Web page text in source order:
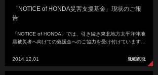
「NOTICE of HONDA災害支援基金」現状のご報
告
「NOTICE of HONDA」では、引き続き東北地方太平洋沖地
震被災者へ向けての義援金へのご協力を受け付けています…
2014.12.01